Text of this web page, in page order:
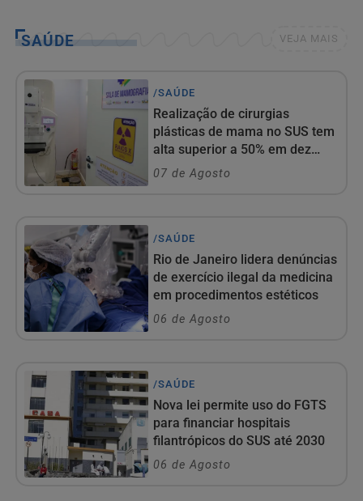
SAÚDE VEJA MAIS
/SAÚDE
Realização de cirurgias
plásticas de mama no SUS tem
alta superior a 50% em dez
anos com...
07 de Agosto
/SAÚDE
Rio de Janeiro lidera denúncias
de exercício ilegal da medicina
em procedimentos estéticos
06 de Agosto
/SAÚDE
Nova lei permite uso do FGTS
para financiar hospitais
filantrópicos do SUS até 2030
06 de Agosto